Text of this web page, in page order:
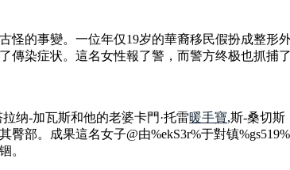
怪的事變。一位年仅19岁的華裔移民假扮成整
染症状。這名女性報了警，而警方终极也抓捕了
纳-加瓦斯和他的老婆卡門·托雷暖手寶,斯-桑切斯
部。成果這名女子@由%ekS3r%于對镇
。